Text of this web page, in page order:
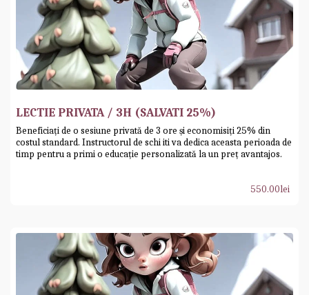
LECTIE PRIVATA / 3H (SALVATI 25%)
Beneficiați de o sesiune privată de 3 ore și economisiți 25% din
costul standard. Instructorul de schi iti va dedica aceasta perioada de
timp pentru a primi o educație personalizată la un preț avantajos.
550.00lei